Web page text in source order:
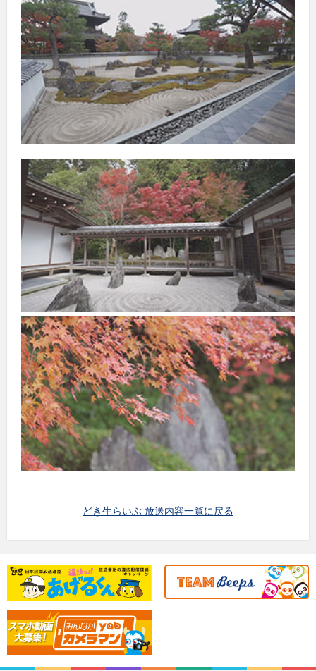
どき生らいぶ 放送内容一覧に戻る